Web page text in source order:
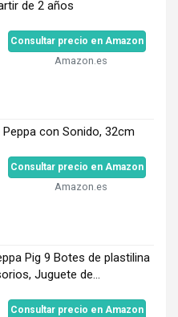
de 2 años
Consultar precio en Amazon
Amazon.es
con Sonido, 32cm
Consultar precio en Amazon
Amazon.es
Pig 9 Botes de plastilina
Juguete de...
Consultar precio en Amazon